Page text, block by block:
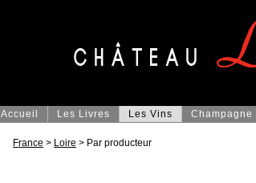
Accueil Les Livres Les Vins Champagne
France > Loire > Par producteur